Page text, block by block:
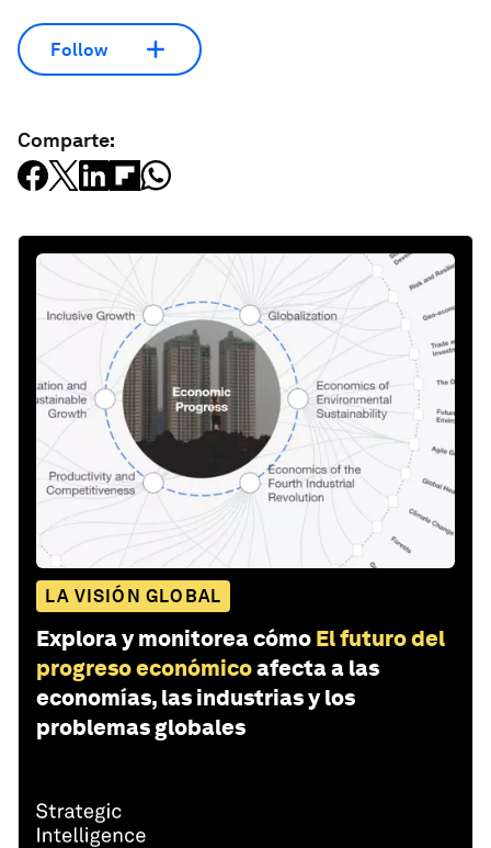
Follow
Comparte:
LA VISIÓN GLOBAL
Explora y monitorea cómo El futuro del
progreso económicoafecta a las
economías, las industrias y los
problemas globales